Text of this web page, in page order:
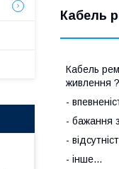
Кабель
Кабель
живлення
-
- бажання
-
- інше...